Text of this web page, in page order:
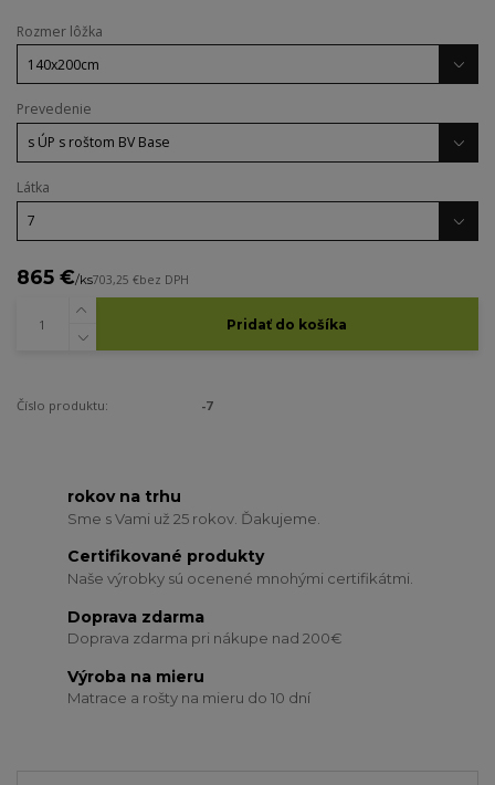
Rozmer lôžka
Prevedenie
Látka
865 €/ks703,25 €bez DPH
Pridať do košíka
Číslo produktu: -7
rokov na trhu
Sme s Vami už 25 rokov. Ďakujeme.
Certifikované produkty
Naše výrobky sú ocenené mnohými certifikátmi.
Doprava zdarma
Doprava zdarma pri nákupe nad 200€
Výroba na mieru
Matrace a rošty na mieru do 10 dní